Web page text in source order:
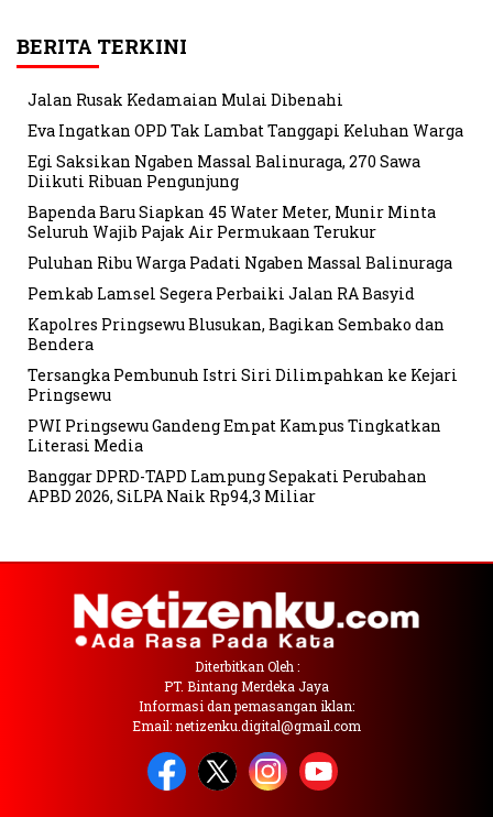
BERITA TERKINI
Jalan Rusak Kedamaian Mulai Dibenahi
Eva Ingatkan OPD Tak Lambat Tanggapi Keluhan Warga
Egi Saksikan Ngaben Massal Balinuraga, 270 Sawa
Diikuti Ribuan Pengunjung
Bapenda Baru Siapkan 45 Water Meter, Munir Minta
Seluruh Wajib Pajak Air Permukaan Terukur
Puluhan Ribu Warga Padati Ngaben Massal Balinuraga
Pemkab Lamsel Segera Perbaiki Jalan RA Basyid
Kapolres Pringsewu Blusukan, Bagikan Sembako dan
Bendera
Tersangka Pembunuh Istri Siri Dilimpahkan ke Kejari
Pringsewu
PWI Pringsewu Gandeng Empat Kampus Tingkatkan
Literasi Media
Banggar DPRD-TAPD Lampung Sepakati Perubahan
APBD 2026, SiLPA Naik Rp94,3 Miliar
Diterbitkan Oleh :
PT. Bintang Merdeka Jaya
Informasi dan pemasangan iklan:
Email: netizenku.digital@gmail.com